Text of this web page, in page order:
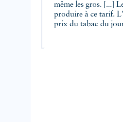
même les gros. [...]
produire à ce tarif.
prix du tabac du